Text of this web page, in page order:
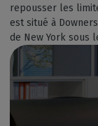
repousser les
est situé à
de New York sous